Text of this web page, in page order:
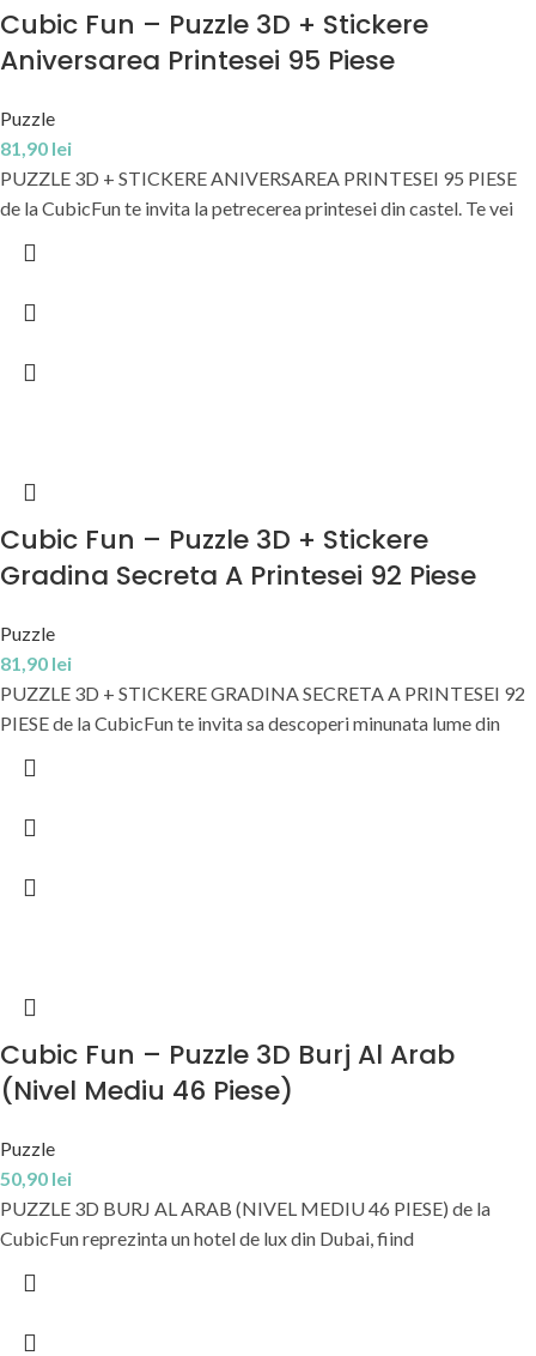
Cubic Fun – Puzzle 3D + Stickere
Aniversarea Printesei 95 Piese
Puzzle
81,90 lei
PUZZLE 3D + STICKERE ANIVERSAREA PRINTESEI 95 PIESE
de la CubicFun te invita la petrecerea printesei din castel. Te vei
Cubic Fun – Puzzle 3D + Stickere
Gradina Secreta A Printesei 92 Piese
Puzzle
81,90 lei
PUZZLE 3D + STICKERE GRADINA SECRETA A PRINTESEI 92
PIESE de la CubicFun te invita sa descoperi minunata lume din
Cubic Fun – Puzzle 3D Burj Al Arab
(Nivel Mediu 46 Piese)
Puzzle
50,90 lei
PUZZLE 3D BURJ AL ARAB (NIVEL MEDIU 46 PIESE) de la
CubicFun reprezinta un hotel de lux din Dubai, fiind